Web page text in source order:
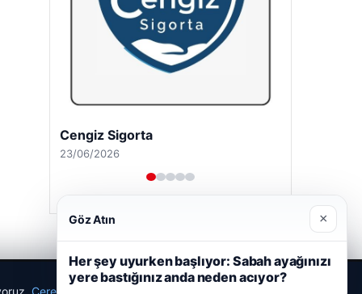
Cengiz Sigorta
23/06/2026
Çerez Politikamız
Göz Atın ×
Her şey uyurken başlıyor: Sabah ayağınızı
yere bastığınız anda neden acıyor?